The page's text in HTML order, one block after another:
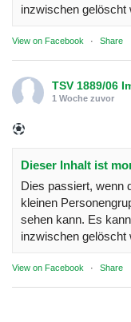
inzwischen gelöscht
View on Facebook · Share
TSV 1889/06
1 Woche zuvor
Dieser Inhalt ist
Dies passiert, wenn
kleinen
sehen kann. Es
inzwischen gelöscht
View on Facebook · Share